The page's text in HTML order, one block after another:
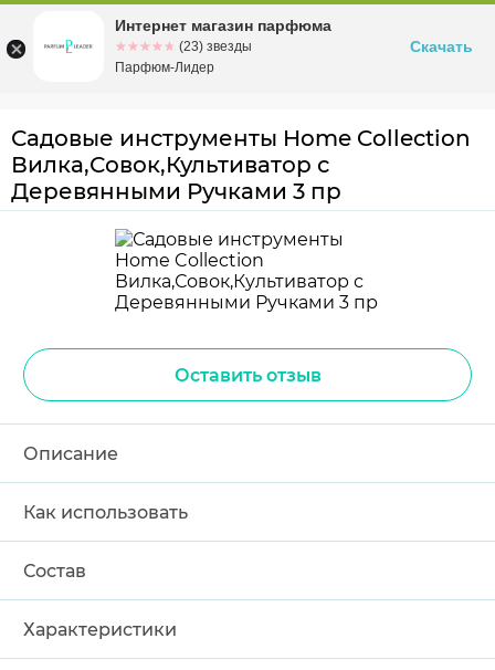
Омскул. Заозерная, 11, к. 1
Садовые инструменты Home Collection
Вилка,Совок,Культиватор с
Деревянными Ручками 3 пр
Оставить отзыв
Описание
Как использовать
Состав
Характеристики
Интернет магазин парфюма
☆☆☆☆☆
★★★★★ (23) звезды
Парфюм-Лидер
Скачать